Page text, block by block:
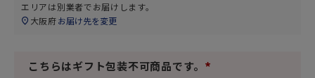
エリアは別業者でお届けします。
大阪府お届け先を変更
こちらはギフト包装不可商品です。